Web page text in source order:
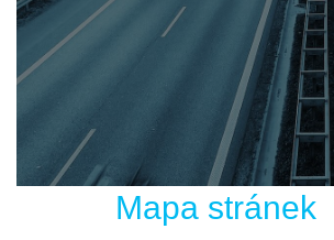
Mapa stránek